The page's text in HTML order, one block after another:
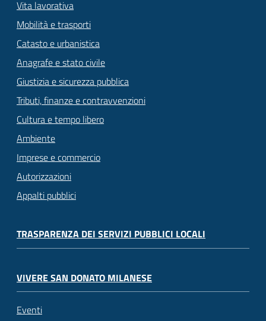
Vita lavorativa
Mobilità e trasporti
Catasto e urbanistica
Anagrafe e stato civile
Giustizia e sicurezza pubblica
Tributi, finanze e contravvenzioni
Cultura e tempo libero
Ambiente
Imprese e commercio
Autorizzazioni
Appalti pubblici
TRASPARENZA DEI SERVIZI PUBBLICI LOCALI
VIVERE SAN DONATO MILANESE
Eventi